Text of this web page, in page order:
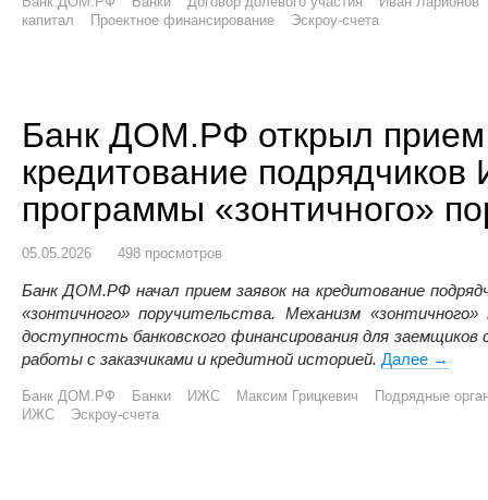
капитал
Проектное финансирование Эскроу-счета
Банк ДОМ.РФ открыл прием
кредитование
программы «зонтичного»
05.05.2026 498 просмотров
Банк ДОМ.РФ начал прием заявок на кредитование
«зонтичного» поручительства. Механизм
доступность банковского финансирования для
работы с заказчиками и кредитной историей. Далее Банк
→
Банк ДОМ.РФ Банки ИЖС Максим Грицкевич
Подрядные
ИЖС
Эскроу-счета